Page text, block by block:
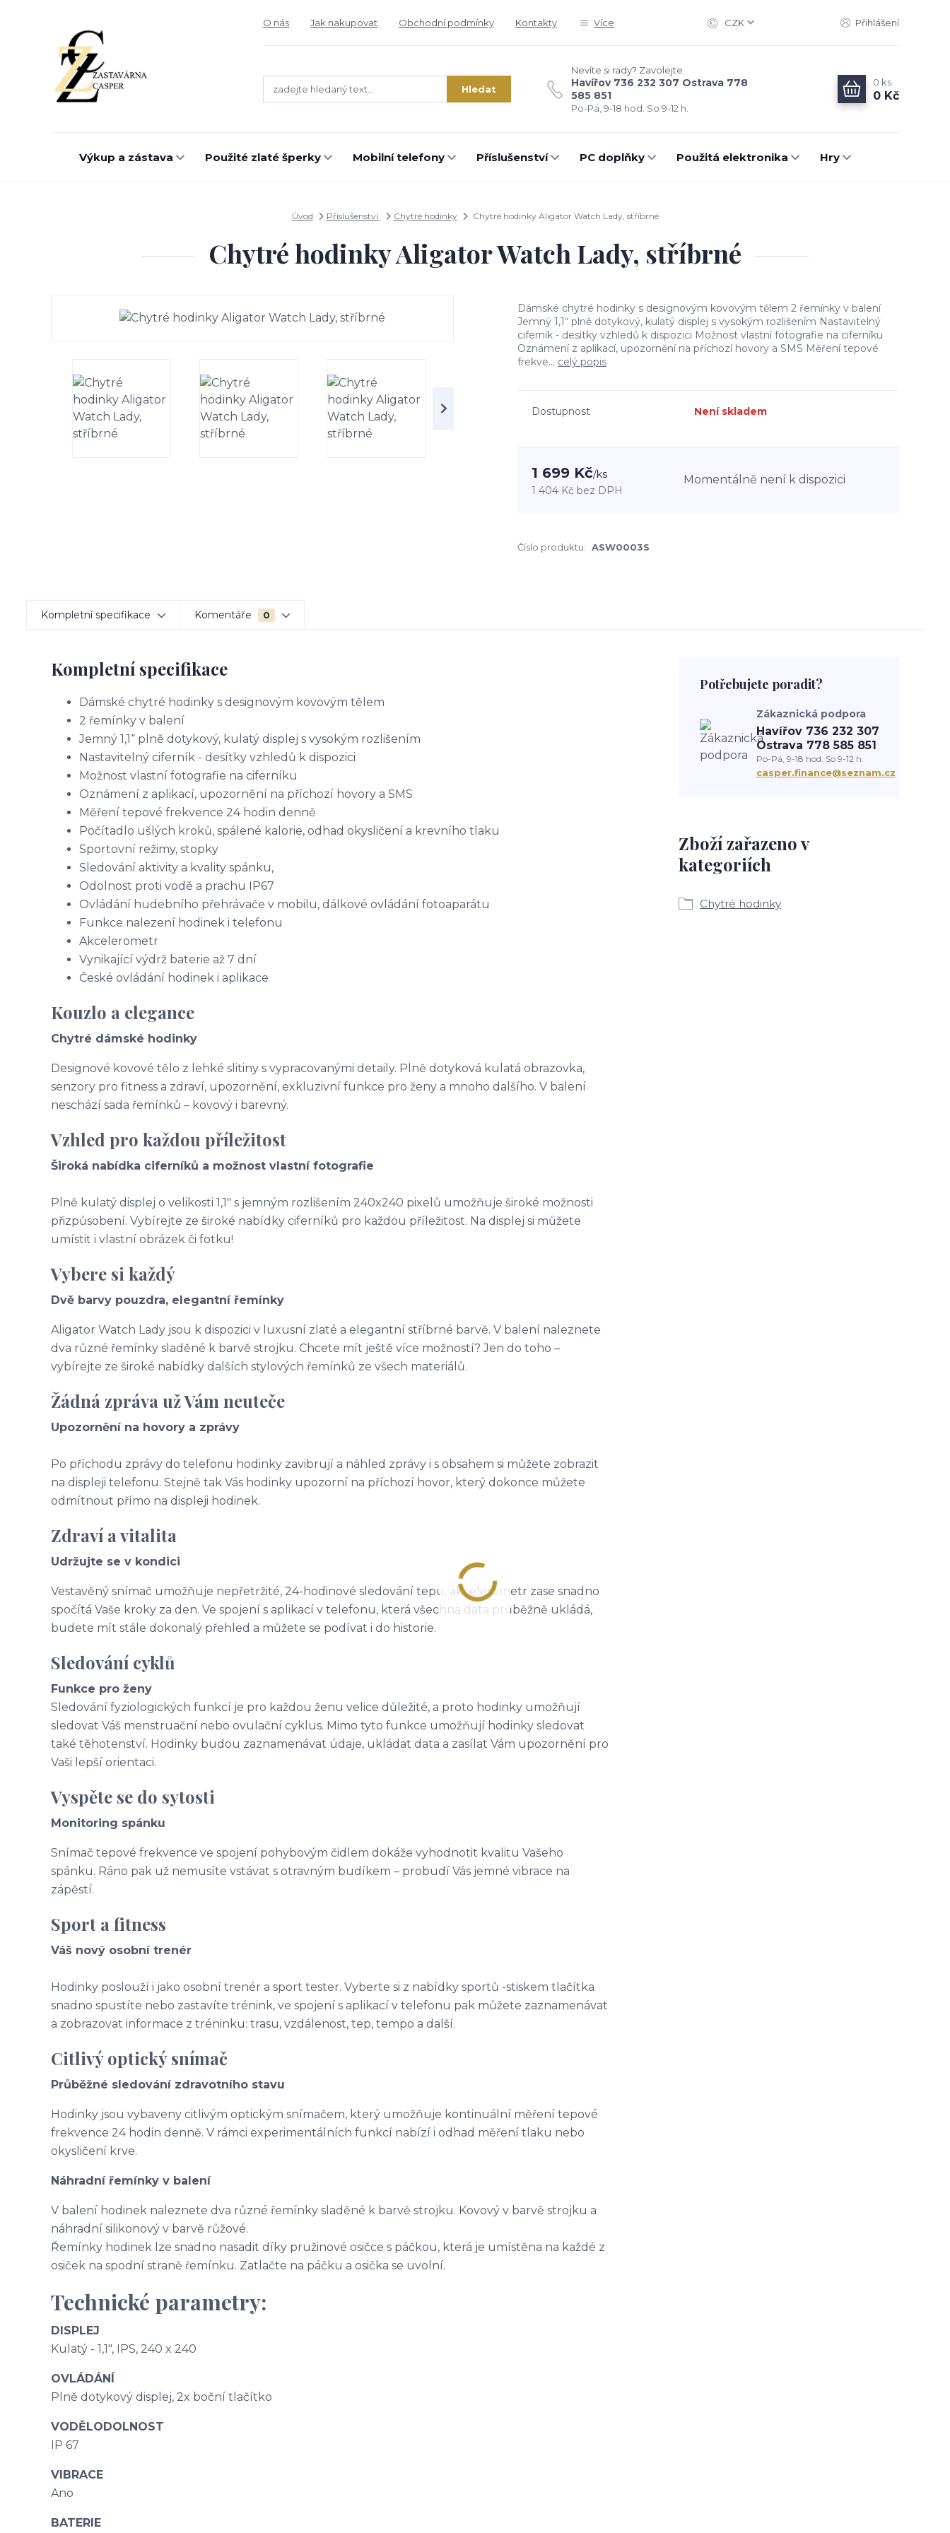
O nás Jak nakupovat Obchodní podmínky Kontakty Více CZK Přihlášení
Hledat
Nevíte si rady? Zavolejte.
Havířov 736 232 307 Ostrava 778
585 851
Po-Pá, 9-18 hod. So 9-12 h.
0 ks
0 Kč
Výkup a zástava Použité zlaté šperky Mobilní telefony Příslušenství PC doplňky Použitá elektronika Hry
Úvod Příslušenství Chytré hodinky Chytré hodinky Aligator Watch Lady, stříbrné
Chytré hodinky Aligator Watch Lady, stříbrné
Dámské chytré hodinky s designovým kovovým tělem 2 řemínky v balení
Jemný 1,1“ plně dotykový, kulatý displej s vysokým rozlišením Nastavitelný
ciferník - desítky vzhledů k dispozici Možnost vlastní fotografie na ciferníku
Oznámení z aplikací, upozornění na příchozí hovory a SMS Měření tepové
frekve... celý popis
Dostupnost Není skladem
1 699 Kč/ks
1 404 Kč bez DPH
Momentálně není k dispozici
Číslo produktu: ASW0003S
Kompletní specifikace Komentáře 0
Kompletní specifikace
Dámské chytré hodinky s designovým kovovým tělem
2 řemínky v balení
Jemný 1,1“ plně dotykový, kulatý displej s vysokým rozlišením
Nastavitelný ciferník - desítky vzhledů k dispozici
Možnost vlastní fotografie na ciferníku
Oznámení z aplikací, upozornění na příchozí hovory a SMS
Měření tepové frekvence 24 hodin denně
Počítadlo ušlých kroků, spálené kalorie, odhad okysličení a krevního tlaku
Sportovní režimy, stopky
Sledování aktivity a kvality spánku,
Odolnost proti vodě a prachu IP67
Ovládání hudebního přehrávače v mobilu, dálkové ovládání fotoaparátu
Funkce nalezení hodinek i telefonu
Akcelerometr
Vynikající výdrž baterie až 7 dní
České ovládání hodinek i aplikace
Kouzlo a elegance
Chytré dámské hodinky
Designové kovové tělo z lehké slitiny s vypracovanými detaily. Plně dotyková kulatá obrazovka,
senzory pro fitness a zdraví, upozornění, exkluzivní funkce pro ženy a mnoho dalšího. V balení
neschází sada řemínků – kovový i barevný.
Vzhled pro každou příležitost
Široká nabídka ciferníků a možnost vlastní fotografie
Plně kulatý displej o velikosti 1,1" s jemným rozlišením 240x240 pixelů umožňuje široké možnosti
přizpůsobení. Vybírejte ze široké nabídky ciferníků pro každou příležitost. Na displej si můžete
umístit i vlastní obrázek či fotku!
Vybere si každý
Dvě barvy pouzdra, elegantní řemínky
Aligator Watch Lady jsou k dispozici v luxusní zlaté a elegantní stříbrné barvě. V balení naleznete
dva různé řemínky sladěné k barvě strojku. Chcete mít ještě více možností? Jen do toho –
vybírejte ze široké nabídky dalších stylových řemínků ze všech materiálů.
Žádná zpráva už Vám neuteče
Upozornění na hovory a zprávy
Po příchodu zprávy do telefonu hodinky zavibrují a náhled zprávy i s obsahem si můžete zobrazit
na displeji telefonu. Stejně tak Vás hodinky upozorní na příchozí hovor, který dokonce můžete
odmítnout přímo na displeji hodinek.
Zdraví a vitalita
Udržujte se v kondici
Vestavěný snímač umožňuje nepřetržité, 24-hodinové sledování tepu, akcelerometr zase snadno
spočítá Vaše kroky za den. Ve spojení s aplikací v telefonu, která všechna data průběžně ukládá,
budete mít stále dokonalý přehled a můžete se podívat i do historie.
Sledování cyklů
Funkce pro ženy
Sledování fyziologických funkcí je pro každou ženu velice důležité, a proto hodinky umožňují
sledovat Váš menstruační nebo ovulační cyklus. Mimo tyto funkce umožňují hodinky sledovat
také těhotenství. Hodinky budou zaznamenávat údaje, ukládat data a zasílat Vám upozornění pro
Vaši lepší orientaci.
Vyspěte se do sytosti
Monitoring spánku
Snímač tepové frekvence ve spojení pohybovým čidlem dokáže vyhodnotit kvalitu Vašeho
spánku. Ráno pak už nemusíte vstávat s otravným budíkem – probudí Vás jemné vibrace na
zápěstí.
Sport a fitness
Váš nový osobní trenér
Hodinky poslouží i jako osobní trenér a sport tester. Vyberte si z nabídky sportů -stiskem tlačítka
snadno spustíte nebo zastavíte trénink, ve spojení s aplikací v telefonu pak můžete zaznamenávat
a zobrazovat informace z tréninku: trasu, vzdálenost, tep, tempo a další.
Citlivý optický snímač
Průběžné sledování zdravotního stavu
Hodinky jsou vybaveny citlivým optickým snímačem, který umožňuje kontinuální měření tepové
frekvence 24 hodin denně. V rámci experimentálních funkcí nabízí i odhad měření tlaku nebo
okysličení krve.
Náhradní řemínky v balení
V balení hodinek naleznete dva různé řemínky sladěné k barvě strojku. Kovový v barvě strojku a
náhradní silikonový v barvě růžové.
Řemínky hodinek lze snadno nasadit díky pružinové osičce s páčkou, která je umístěna na každé z
osiček na spodní straně řemínku. Zatlačte na páčku a osička se uvolní.
Technické parametry:
DISPLEJ
Kulatý - 1,1", IPS, 240 x 240
OVLÁDÁNÍ
Plně dotykový displej, 2x boční tlačítko
VODĚLODOLNOST
IP 67
VIBRACE
Ano
BATERIE
Zboží zařazeno v
kategoriích
Chytré hodinky
Potřebujete poradit?
Zákaznická podpora
Havířov 736 232 307
Ostrava 778 585 851
Po-Pá, 9-18 hod. So 9-12 h.
casper.finance@seznam.cz